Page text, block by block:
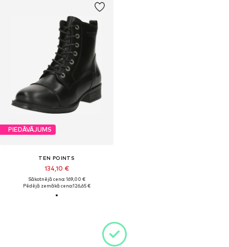
PIEDĀVĀJUMS
TEN POINTS
134,10 €
Sākotnējā cena: 169,00 €
Pēdējā zemākā cena:126,65 €